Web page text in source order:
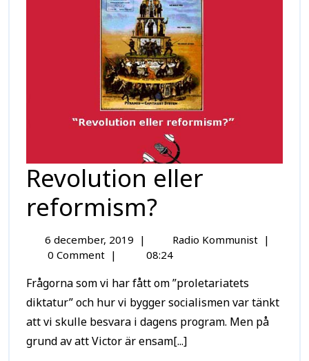
Revolution eller
reformism?
6 december, 2019 | Radio Kommunist |
0 Comment | 08:24
Frågorna som vi har fått om ”proletariatets
diktatur” och hur vi bygger socialismen var tänkt
att vi skulle besvara i dagens program. Men på
grund av att Victor är ensam[...]